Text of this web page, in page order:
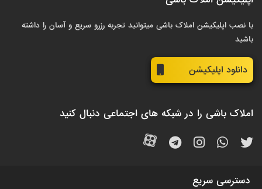
با نصب اپلیکیشن املاک باشی میتوانید تجربه رزرو سریع و آسان را داشته
باشید
دانلود اپلیکیشن
املاک باشی را در شبکه های اجتماعی دنبال کنید
دسترسی سریع